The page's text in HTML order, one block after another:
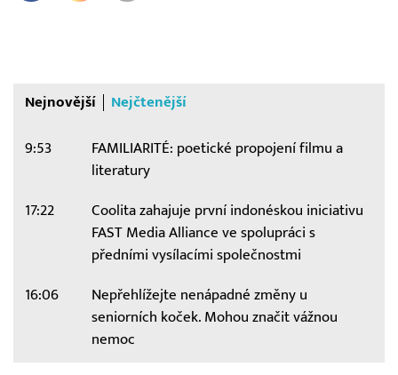
Nejnovější Nejčtenější
9:53
FAMILIARITÉ: poetické propojení filmu a
literatury
17:22
Coolita zahajuje první indonéskou iniciativu
FAST Media Alliance ve spolupráci s
předními vysílacími společnostmi
16:06
Nepřehlížejte nenápadné změny u
seniorních koček. Mohou značit vážnou
nemoc